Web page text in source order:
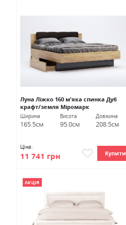
Луна Ліжко 160 м'яка спинка Дуб
крафт/земля Міромарк
Ширина
165.5см
Висота
95.0см
Довжина
208.5см
Ціна:
11 741 грн Купити
АКЦІЯ